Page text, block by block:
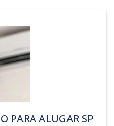
PARA ALUGAR SP